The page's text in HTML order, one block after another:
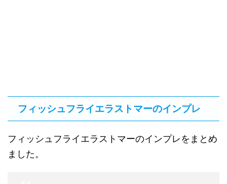
フィッシュフライエラストマーのインプレ
フィッシュフライエラストマーのインプレをまとめ
ました。